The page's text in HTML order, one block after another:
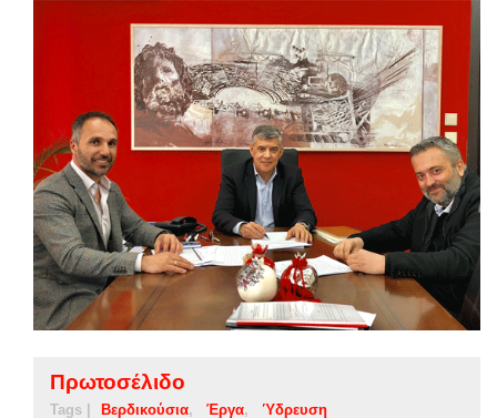
Πρωτοσέλιδο
Tags | Βερδικούσια Έργα Ύδρευση